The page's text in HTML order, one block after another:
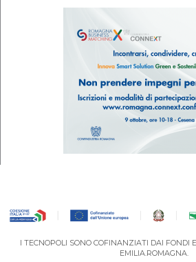
I TECNOPOLI SONO COFINANZIATI DAI FONDI
EMILIA.ROMAGNA.